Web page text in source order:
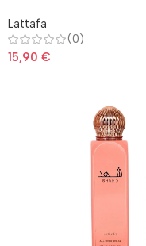
Lattafa
(0)
15,90€